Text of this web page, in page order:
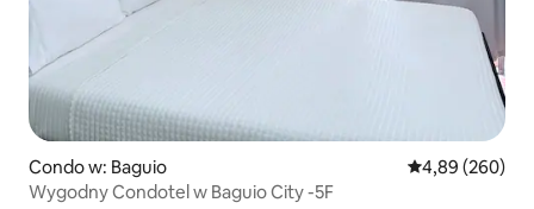
Condo w: Baguio Średnia
4,89 (260)
Wygodny Condotel w Baguio City -5F